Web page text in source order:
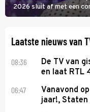
2026 sluit af met een
Anita Doth is een van
Laatste nieuws van
08:36
De TV van
en laat RTL
06:47
Vanavond
jaar!, Staten